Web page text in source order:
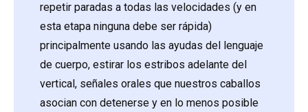
repetir paradas a todas las velocidades (y en
esta etapa ninguna debe ser rápida)
principalmente usando las ayudas del lenguaje
de cuerpo, estirar los estribos adelante del
vertical, señales orales que nuestros caballos
asocian con detenerse y en lo menos posible